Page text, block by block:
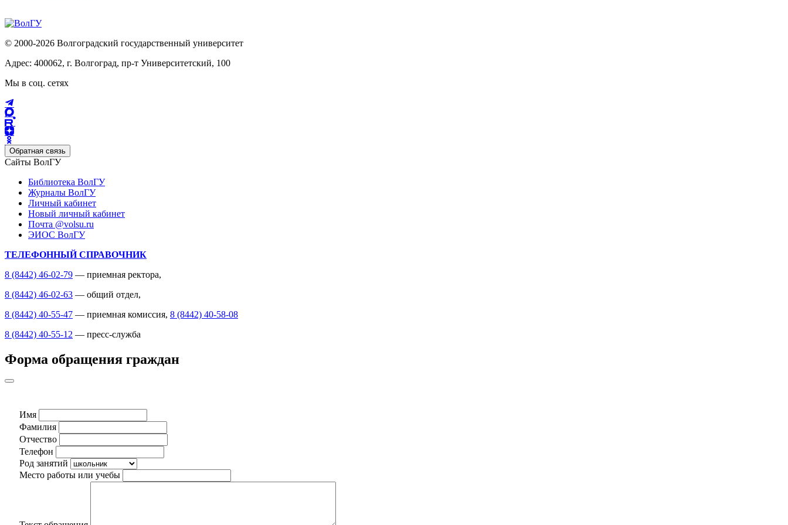
© 2000-2026 Волгоградский государственный университет
Адрес: 400062, г. Волгоград, пр-т Университетский, 100
Мы в соц. сетях
Обратная связь
Сайты ВолГУ
Библиотека ВолГУ
Журналы ВолГУ
Личный кабинет
Новый личный кабинет
Почта @volsu.ru
ЭИОС ВолГУ
ТЕЛЕФОННЫЙ СПРАВОЧНИК
8 (8442) 46-02-79 — приемная ректора,
8 (8442) 46-02-63 — общий отдел,
8 (8442) 40-55-47 — приемная комиссия, 8 (8442) 40-58-08
8 (8442) 40-55-12 — пресс-служба
Форма обращения граждан
Имя
Фамилия
Отчество
Телефон
Род занятий
Место работы или учебы